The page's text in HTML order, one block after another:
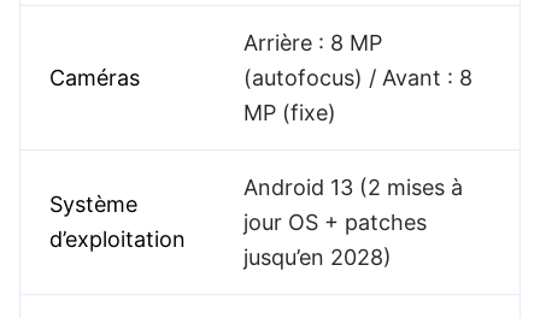
Caméras
Arrière : 8 MP
(autofocus) / Avant : 8
MP (fixe)
Système
d’exploitation
Android 13 (2 mises à
jour OS + patches
jusqu’en 2028)